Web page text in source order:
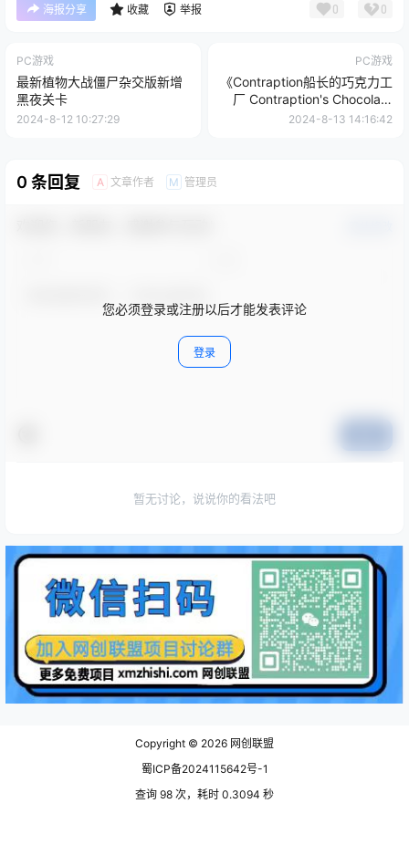
海报分享 收藏 举报 0 0
PC游戏
最新植物大战僵尸杂交版新增
黑夜关卡
2024-8-12 10:27:29
PC游戏
《Contraption船长的巧克力工
厂 Contraption's Chocolate
Factory》中文版 v1.22
2024-8-13 14:16:42
0 条回复 A 文章作者 M 管理员
您必须登录或注册以后才能发表评论
登录
暂无讨论，说说你的看法吧
Copyright © 2026 网创联盟
蜀ICP备2024115642号-1
查询 98 次，耗时 0.3094 秒